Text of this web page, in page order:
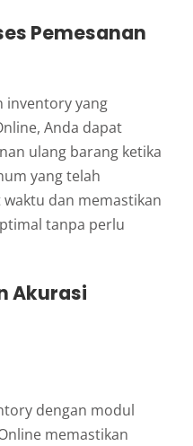
Pemesanan
inventory yang
Anda dapat
ulang barang ketika
yang telah
dan memastikan
tanpa perlu
Akurasi
dengan modul
memastikan